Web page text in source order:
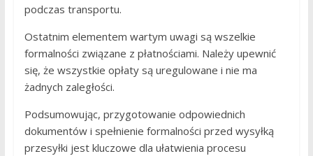
podczas transportu.
Ostatnim elementem wartym uwagi są wszelkie
formalności związane z płatnościami. Należy upewnić
się, że wszystkie opłaty są uregulowane i nie ma
żadnych zaległości.
Podsumowując, przygotowanie odpowiednich
dokumentów i spełnienie formalności przed wysyłką
przesyłki jest kluczowe dla ułatwienia procesu